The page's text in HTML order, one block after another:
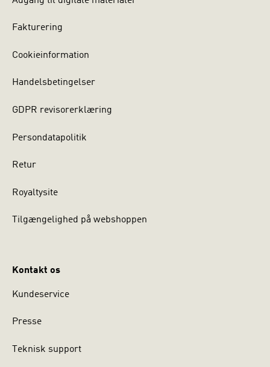
Fakturering
Cookieinformation
Handelsbetingelser
GDPR revisorerklæring
Persondatapolitik
Retur
Royaltysite
Tilgængelighed på webshoppen
Kontakt os
Kundeservice
Presse
Teknisk support